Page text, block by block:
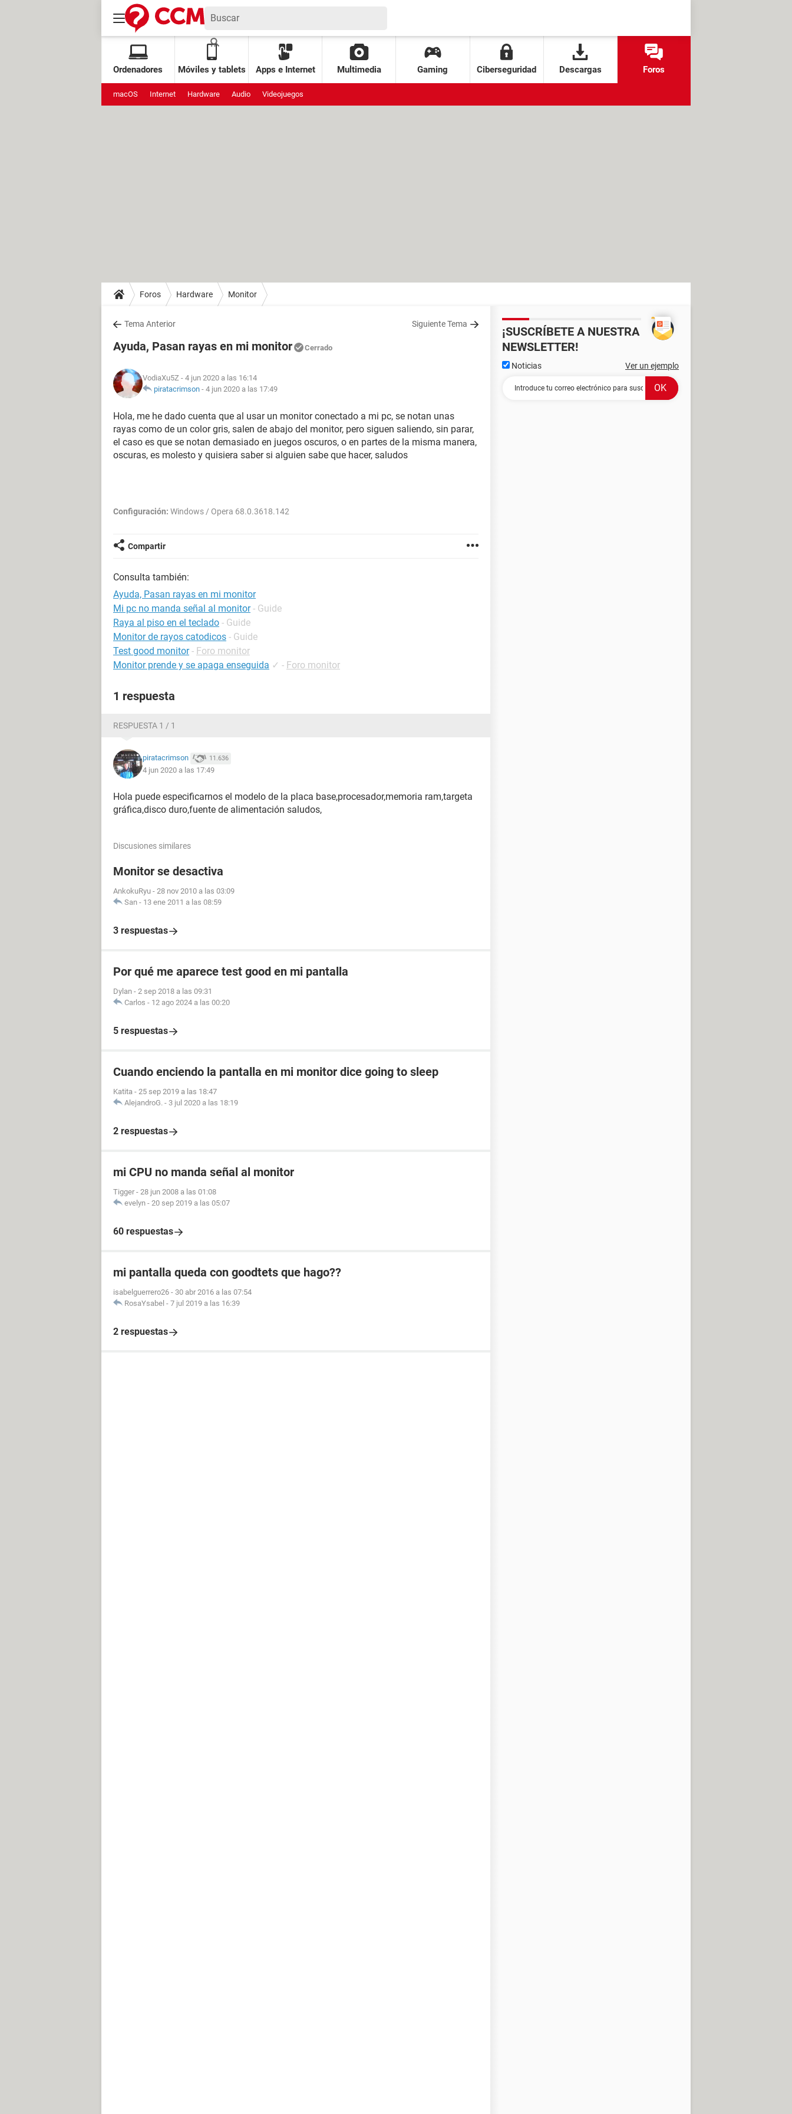
Ordenadores Móviles y tablets Apps e Internet Multimedia Gaming Ciberseguridad Descargas Foros
macOS Internet Hardware Audio Videojuegos
Foros Hardware Monitor
Tema Anterior Siguiente Tema
Ayuda, Pasan rayas en mi monitor Cerrado
VodiaXu5Z - 4 jun 2020 a las 16:14
piratacrimson - 4 jun 2020 a las 17:49
Hola, me he dado cuenta que al usar un monitor conectado a mi pc, se notan unas
rayas como de un color gris, salen de abajo del monitor, pero siguen saliendo, sin parar,
el caso es que se notan demasiado en juegos oscuros, o en partes de la misma manera,
oscuras, es molesto y quisiera saber si alguien sabe que hacer, saludos
Configuración: Windows / Opera 68.0.3618.142
Compartir
Consulta también:
Ayuda, Pasan rayas en mi monitor
Mi pc no manda señal al monitor - Guide
Raya al piso en el teclado - Guide
Monitor de rayos catodicos - Guide
Test good monitor - Foro monitor
Monitor prende y se apaga enseguida ✓ - Foro monitor
1 respuesta
RESPUESTA 1 / 1
piratacrimson 11.636
4 jun 2020 a las 17:49
Hola puede especificarnos el modelo de la placa base,procesador,memoria ram,targeta
gráfica,disco duro,fuente de alimentación saludos,
Discusiones similares
Monitor se desactiva
AnkokuRyu - 28 nov 2010 a las 03:09
San - 13 ene 2011 a las 08:59
3 respuestas
Por qué me aparece test good en mi pantalla
Dylan - 2 sep 2018 a las 09:31
Carlos - 12 ago 2024 a las 00:20
5 respuestas
Cuando enciendo la pantalla en mi monitor dice going to sleep
Katita - 25 sep 2019 a las 18:47
AlejandroG. - 3 jul 2020 a las 18:19
2 respuestas
mi CPU no manda señal al monitor
Tigger - 28 jun 2008 a las 01:08
evelyn - 20 sep 2019 a las 05:07
60 respuestas
mi pantalla queda con goodtets que hago??
isabelguerrero26 - 30 abr 2016 a las 07:54
RosaYsabel - 7 jul 2019 a las 16:39
2 respuestas
¡SUSCRÍBETE A NUESTRA
NEWSLETTER!
Noticias Ver un ejemplo